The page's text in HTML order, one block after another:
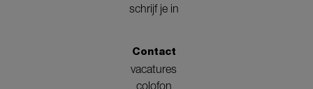
schrijf je in
Contact
vacatures
colofon